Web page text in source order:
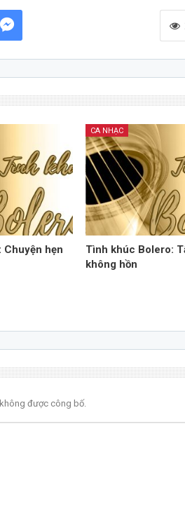
hẹn
CA NHẠC
Tình khúc Bolero:
không hồn
được công bố.